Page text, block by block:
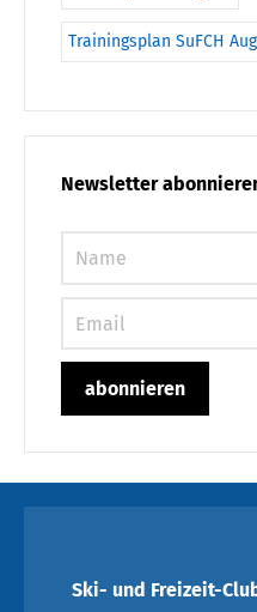
Trainingsplan SuFCH
Newsletter
Ski- und Freizeit-